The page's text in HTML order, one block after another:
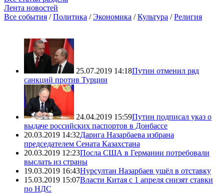
Лента новостей
Все события /Политика /Экономика /Культура /Религия
25.07.2019 14:18Путин отменил ряд
санкций против Турции
24.04.2019 15:59Путин подписал указ о
выдаче российских паспортов в Донбассе
20.03.2019 14:32Дарига Назарбаева избрана
председателем Сената Казахстана
20.03.2019 12:23Посла США в Германии потребовали
выслать из страны
19.03.2019 16:43Нурсултан Назарбаев ушёл в отставку
15.03.2019 15:07Власти Китая с 1 апреля снизят ставки
по НДС